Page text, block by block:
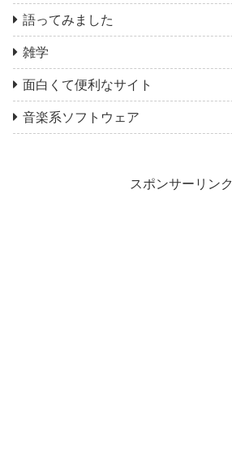
語ってみました
雑学
面白くて便利なサイト
音楽系ソフトウェア
スポンサーリンク